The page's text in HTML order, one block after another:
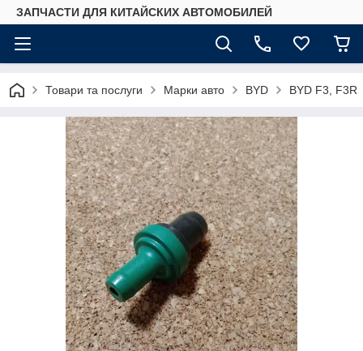
ЗАПЧАСТИ ДЛЯ КИТАЙСКИХ АВТОМОБИЛЕЙ
Товари та послуги Марки авто BYD BYD F3, F3R